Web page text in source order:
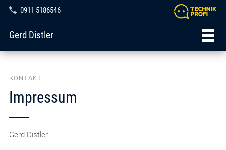
0911 5186546
Gerd Distler
KONTAKT
Impressum
Gerd Distler